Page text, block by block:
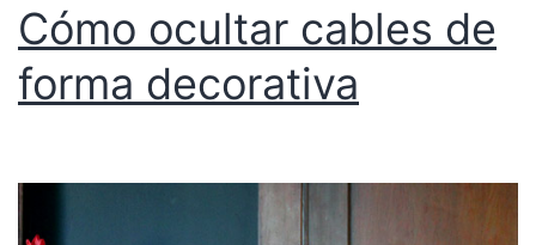
Cómo ocultar cables de
forma decorativa